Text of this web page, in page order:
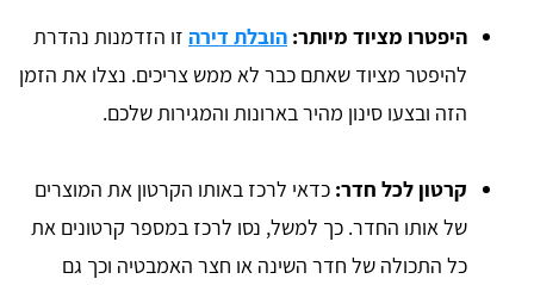
היפטרו מציוד מיותר: הובלת דירה זו הזדמנות נהדרת
להיפטר מציוד שאתם כבר לא ממש צריכים. נצלו את הזמן
הזה ובצעו סינון מהיר בארונות והמגירות שלכם.
קרטון לכל חדר: כדאי לרכז באותו הקרטון את המוצרים
של אותו החדר. כך למשל, נסו לרכז במספר קרטונים את
כל התכולה של חדר השינה או חצר האמבטיה וכך גם